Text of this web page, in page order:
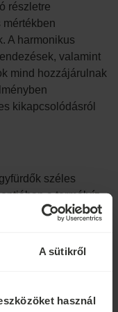
A sütikről
használ
részletre
A harmonikus
valamint
mind hozzájárulnak
kikapcsolódásról
széles
a termálvíz
vagy bőrfiatalításról.